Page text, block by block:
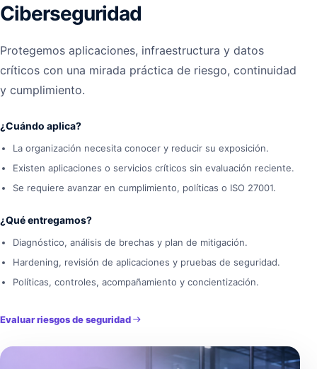
Ciberseguridad
Protegemos aplicaciones, infraestructura y datos
críticos con una mirada práctica de riesgo, continuidad
y cumplimiento.
¿Cuándo aplica?
La organización necesita conocer y reducir su exposición.
Existen aplicaciones o servicios críticos sin evaluación reciente.
Se requiere avanzar en cumplimiento, políticas o ISO 27001.
¿Qué entregamos?
Diagnóstico, análisis de brechas y plan de mitigación.
Hardening, revisión de aplicaciones y pruebas de seguridad.
Políticas, controles, acompañamiento y concientización.
Evaluar riesgos de seguridad